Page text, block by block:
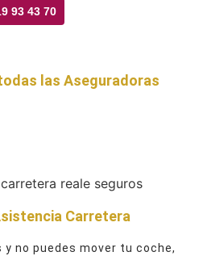
93 43 70
las Aseguradoras
Carretera
y no puedes mover tu coche,